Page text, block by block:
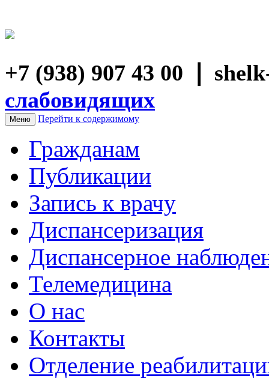
+7 (938) 907 43 00 ❘
слабовидящих
Меню Перейти к содержимому
Гражданам
Публикации
Запись к врачу
Диспансеризация
Диспансерное
Телемедицина
О нас
Контакты
Отделение